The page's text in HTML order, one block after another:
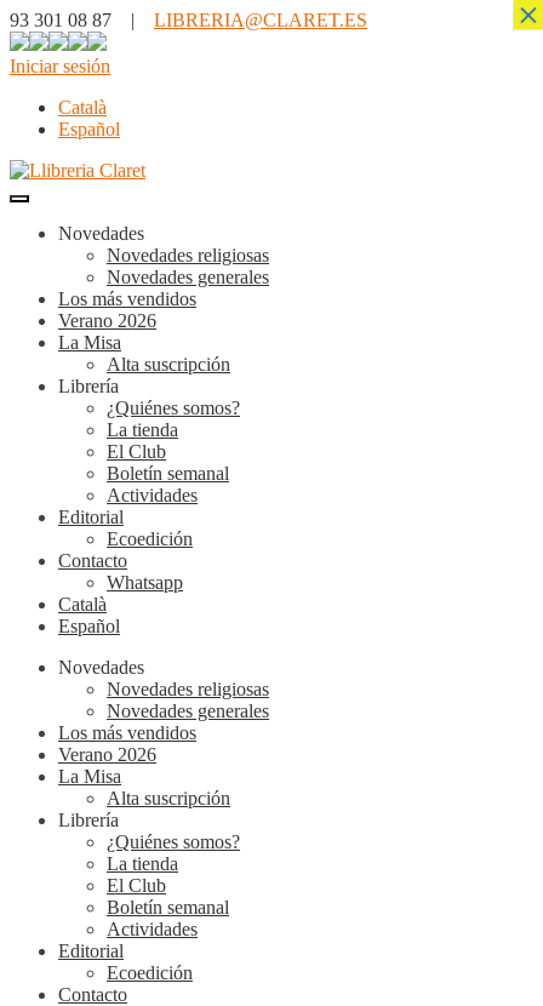
93 301 08 87 | LIBRERIA@CLARET.ES
Iniciar sesión
Català
Español
Novedades
Novedades religiosas
Novedades generales
Los más vendidos
Verano 2026
La Misa
Alta suscripción
Librería
¿Quiénes somos?
La tienda
El Club
Boletín semanal
Actividades
Editorial
Ecoedición
Contacto
Whatsapp
Català
Español
Novedades
Novedades religiosas
Novedades generales
Los más vendidos
Verano 2026
La Misa
Alta suscripción
Librería
¿Quiénes somos?
La tienda
El Club
Boletín semanal
Actividades
Editorial
Ecoedición
Contacto
×